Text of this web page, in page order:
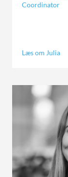
Coordinator
Læs om Julia